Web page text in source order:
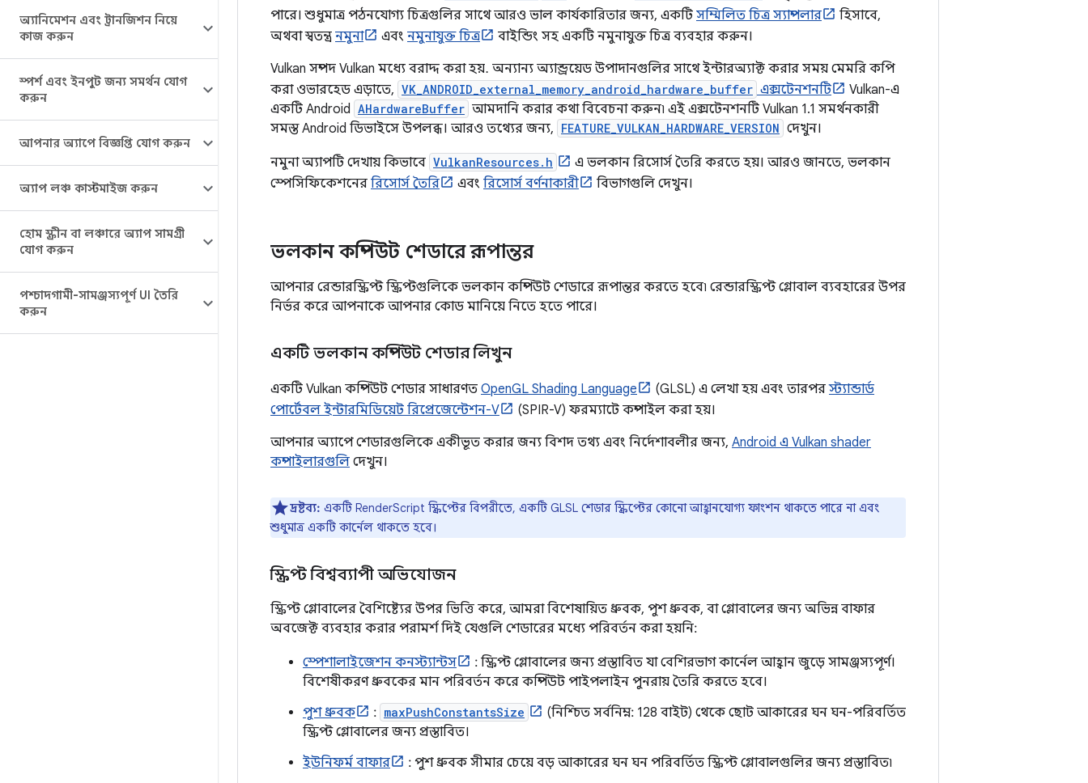
অ্যানিমেশন এবং ট্রানজিশন নিয়ে
কাজ করুন
স্পর্শ এবং ইনপুট জন্য সমর্থন যোগ
করুন
আপনার অ্যাপে বিজ্ঞপ্তি যোগ করুন
অ্যাপ লঞ্চ কাস্টমাইজ করুন
হোম স্ক্রীন বা লঞ্চারে অ্যাপ সামগ্রী
যোগ করুন
পশ্চাদগামী-সামঞ্জস্যপূর্ণ UI তৈরি
করুন
পারে। শুধুমাত্র পঠনযোগ্য চিত্রগুলির সাথে আরও ভাল কার্যকারিতার জন্য, একটি সম্মিলিত চিত্র স্যাম্পলার
হিসাবে,
অথবা স্বতন্ত্র নমুনা এবং নমুনাযুক্ত চিত্র
বাইন্ডিং সহ একটি নমুনাযুক্ত চিত্র ব্যবহার করুন।
Vulkan সম্পদ Vulkan মধ্যে বরাদ্দ করা হয়. অন্যান্য অ্যান্ড্রয়েড উপাদানগুলির সাথে ইন্টারঅ্যাক্ট করার সময় মেমরি কপি
করা ওভারহেড এড়াতে, VK_ANDROID_external_memory_android_hardware_buffer এক্সটেনশনটি
Vulkan-এ
একটি Android AHardwareBuffer আমদানি করার কথা বিবেচনা করুন৷ এই এক্সটেনশনটি Vulkan 1.1 সমর্থনকারী
সমস্ত Android ডিভাইসে উপলব্ধ। আরও তথ্যের জন্য, FEATURE_VULKAN_HARDWARE_VERSION দেখুন।
নমুনা অ্যাপটি দেখায় কিভাবে VulkanResources.h
এ ভলকান রিসোর্স তৈরি করতে হয়। আরও জানতে, ভলকান
স্পেসিফিকেশনের রিসোর্স তৈরি এবং রিসোর্স বর্ণনাকারী বিভাগগুলি দেখুন।
ভলকান কম্পিউট শেডারে রূপান্তর
আপনার রেন্ডারস্ক্রিপ্ট স্ক্রিপ্টগুলিকে ভলকান কম্পিউট শেডারে রূপান্তর করতে হবে৷ রেন্ডারস্ক্রিপ্ট গ্লোবাল ব্যবহারের উপর
নির্ভর করে আপনাকে আপনার কোড মানিয়ে নিতে হতে পারে।
একটি ভলকান কম্পিউট শেডার লিখুন
একটি Vulkan কম্পিউট শেডার সাধারণত OpenGL Shading Language (GLSL) এ লেখা হয় এবং তারপরস্ট্যান্ডার্ড
পোর্টেবল ইন্টারমিডিয়েট রিপ্রেজেন্টেশন-V
(SPIR-V) ফরম্যাটে কম্পাইল করা হয়।
আপনার অ্যাপে শেডারগুলিকে একীভূত করার জন্য বিশদ তথ্য এবং নির্দেশাবলীর জন্য, Android এ Vulkan shader
কম্পাইলারগুলি দেখুন।
দ্রষ্টব্য: একটি RenderScript স্ক্রিপ্টের বিপরীতে, একটি GLSL শেডার স্ক্রিপ্টের কোনো আহ্বানযোগ্য ফাংশন থাকতে পারে না এবং
শুধুমাত্র একটি কার্নেল থাকতে হবে।
স্ক্রিপ্ট বিশ্বব্যাপী অভিযোজন
স্ক্রিপ্ট গ্লোবালের বৈশিষ্ট্যের উপর ভিত্তি করে, আমরা বিশেষায়িত ধ্রুবক, পুশ ধ্রুবক, বা গ্লোবালের জন্য অভিন্ন বাফার
অবজেক্ট ব্যবহার করার পরামর্শ দিই যেগুলি শেডারের মধ্যে পরিবর্তন করা হয়নি:
স্পেশালাইজেশন কনস্ট্যান্টস
: স্ক্রিপ্ট গ্লোবালের জন্য প্রস্তাবিত যা বেশিরভাগ কার্নেল আহ্বান জুড়ে সামঞ্জস্যপূর্ণ।
বিশেষীকরণ ধ্রুবকের মান পরিবর্তন করে কম্পিউট পাইপলাইন পুনরায় তৈরি করতে হবে।
পুশ ধ্রুবক
: maxPushConstantsSize
(নিশ্চিত সর্বনিম্ন: 128 বাইট) থেকে ছোট আকারের ঘন ঘন-পরিবর্তিত
স্ক্রিপ্ট গ্লোবালের জন্য প্রস্তাবিত।
ইউনিফর্ম বাফার
: পুশ ধ্রুবক সীমার চেয়ে বড় আকারের ঘন ঘন পরিবর্তিত স্ক্রিপ্ট গ্লোবালগুলির জন্য প্রস্তাবিত৷